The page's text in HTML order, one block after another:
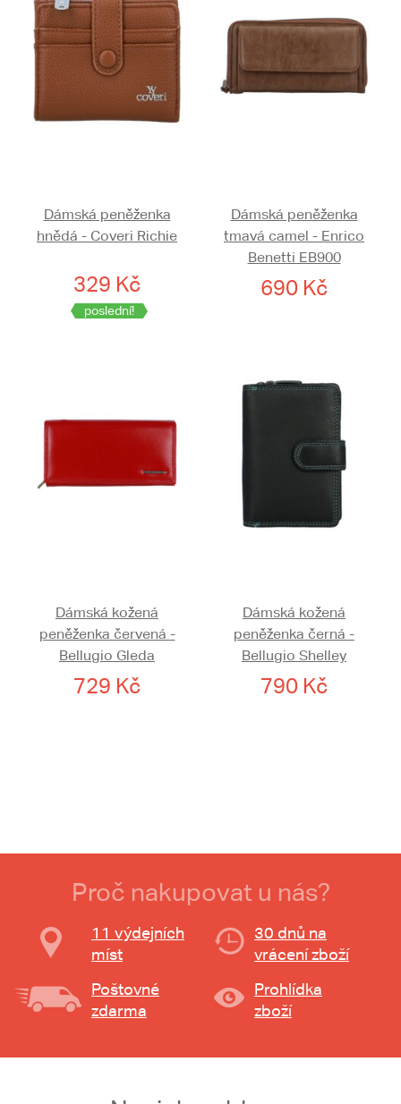
Dámská peněženka
hnědá - Coveri Richie
329 Kč
poslední!
Dámská peněženka
tmavá camel - Enrico
Benetti EB900
690 Kč
Dámská kožená
peněženka červená -
Bellugio Gleda
729 Kč
Dámská kožená
peněženka černá -
Bellugio Shelley
790 Kč
Proč nakupovat u nás?
11 výdejních
míst
30 dnů na
vrácení zboží
Poštovné
zdarma
Prohlídka
zboží